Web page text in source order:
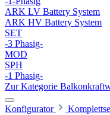
ARK LV Battery System
ARK HV Battery System
SET
-3 Phasig-
MOD
SPH
-1 Phasig-
Zur Kategorie
Konfigurator